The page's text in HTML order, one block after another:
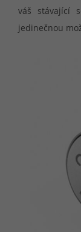
váš stávající
jedinečnou